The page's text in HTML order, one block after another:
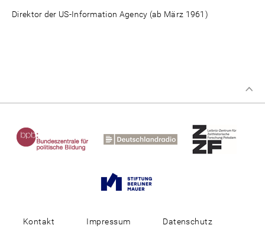
Direktor der US-Information Agency (ab März 1961)
Kontakt Impressum Datenschutz